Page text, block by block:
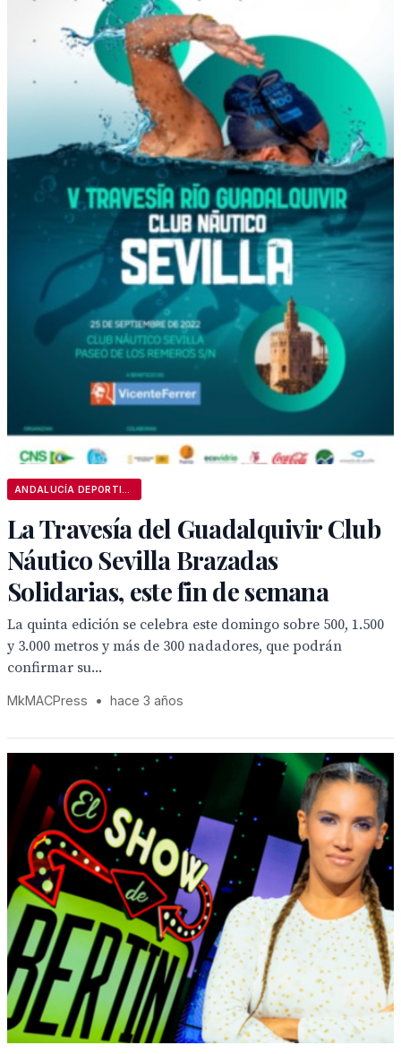
La Travesía del Guadalquivir Club
Náutico Sevilla Brazadas
Solidarias, este fin de semana
La quinta edición se celebra este domingo sobre 500, 1.500
y 3.000 metros y más de 300 nadadores, que podrán
confirmar su...
MkMACPress • hace 3 años